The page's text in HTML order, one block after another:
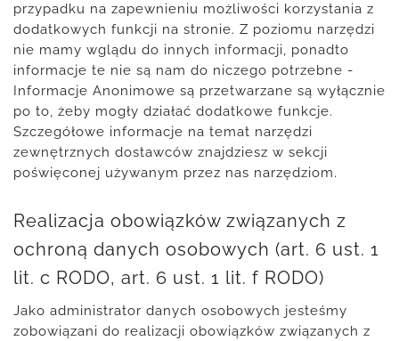
przypadku na zapewnieniu możliwości korzystania z
dodatkowych funkcji na stronie. Z poziomu narzędzi
nie mamy wglądu do innych informacji, ponadto
informacje te nie są nam do niczego potrzebne -
Informacje Anonimowe są przetwarzane są wyłącznie
po to, żeby mogły działać dodatkowe funkcje.
Szczegółowe informacje na temat narzędzi
zewnętrznych dostawców znajdziesz w sekcji
poświęconej używanym przez nas narzędziom.
Realizacja obowiązków związanych z
ochroną danych osobowych (art. 6 ust. 1
lit. c RODO, art. 6 ust. 1 lit. f RODO)
Jako administrator danych osobowych jesteśmy
zobowiązani do realizacji obowiązków związanych z